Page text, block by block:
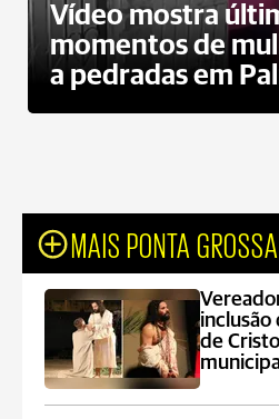
Vídeo mostra
momentos de
a pedradas em
MAIS PONTA GROSSA
inclusão
de